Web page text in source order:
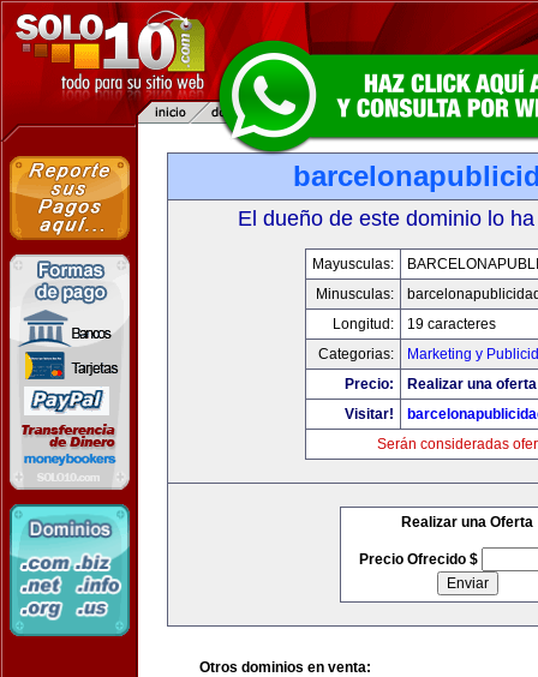
El dueño de este dominio lo
Mayusculas:
Minusculas:
Longitud:
19 caracteres
Categorias:
Marketing y
Precio:
Realizar una
Visitar!
Serán consideradas
Realizar una Oferta
Precio Ofrecido $
Otros dominios en venta: